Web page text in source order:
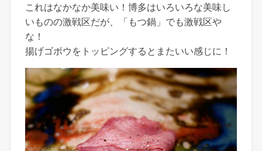
これはなかなか美味い！博多はいろいろな美味し
いものの激戦区だが、「もつ鍋」でも激戦区や
な！
揚げゴボウをトッピングするとまたいい感じに！